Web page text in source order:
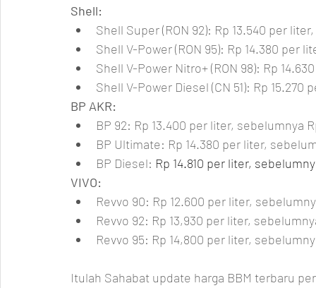
Shell:
Shell Super (RON 92): Rp 13.540 per liter,
Shell V-Power (RON 95): Rp 14.380 per
Shell V-Power Nitro+ (RON 98): Rp
Shell V-Power Diesel (CN 51): Rp
BP AKR:
BP 92: Rp 13.400 per liter, sebelumnya
BP Ultimate: Rp 14.380 per liter,
BP Diesel: Rp 14.810 per liter,
VIVO:
Revvo 90: Rp 12.600 per liter,
Revvo 92: Rp 13,930 per liter,
Revvo 95: Rp 14,800 per liter,
Itulah Sahabat update harga BBM terbaru